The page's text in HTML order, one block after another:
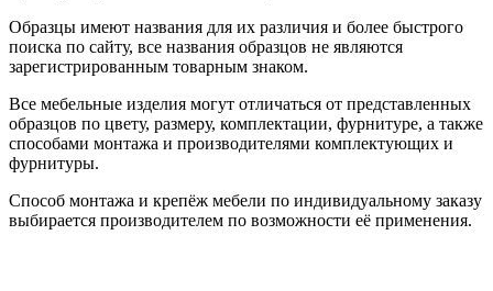
Образцы имеют названия для их различия и более быстрого
поиска по сайту, все названия образцов не являются
зарегистрированным товарным знаком.
Все мебельные изделия могут отличаться от представленных
образцов по цвету, размеру, комплектации, фурнитуре, а также
способами монтажа и производителями комплектующих и
фурнитуры.
Способ монтажа и крепёж мебели по индивидуальному заказу
выбирается производителем по возможности её применения.